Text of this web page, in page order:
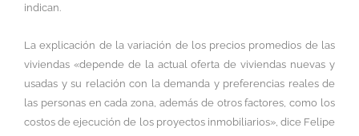
indican.
La explicación de la variación de los precios promedios de las
viviendas «depende de la actual oferta de viviendas nuevas y
usadas y su relación con la demanda y preferencias reales de
las personas en cada zona, además de otros factores, como los
costos de ejecución de los proyectos inmobiliarios», dice Felipe